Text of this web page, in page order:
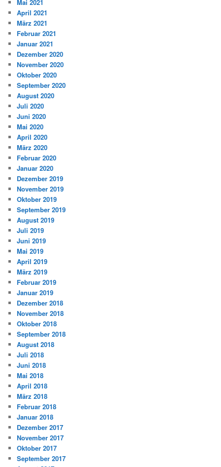
Mai 2021
April 2021
März 2021
Februar 2021
Januar 2021
Dezember 2020
November 2020
Oktober 2020
September 2020
August 2020
Juli 2020
Juni 2020
Mai 2020
April 2020
März 2020
Februar 2020
Januar 2020
Dezember 2019
November 2019
Oktober 2019
September 2019
August 2019
Juli 2019
Juni 2019
Mai 2019
April 2019
März 2019
Februar 2019
Januar 2019
Dezember 2018
November 2018
Oktober 2018
September 2018
August 2018
Juli 2018
Juni 2018
Mai 2018
April 2018
März 2018
Februar 2018
Januar 2018
Dezember 2017
November 2017
Oktober 2017
September 2017